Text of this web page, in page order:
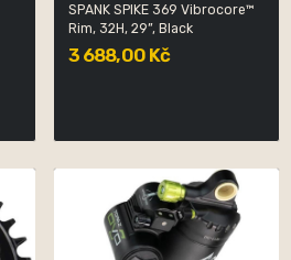
SPANK SPIKE 369 Vibrocore™
Rim, 32H, 29”, Black
3 688,00 Kč